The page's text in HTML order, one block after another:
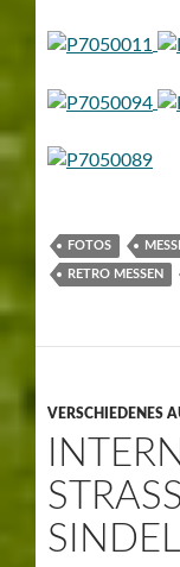
FOTOS
RETRO MESSEN
VERSCHIEDENES